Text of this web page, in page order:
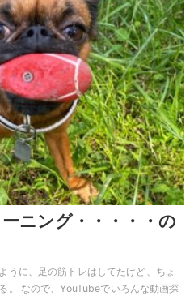
ニング・・・・・の
うに、足の筋トレはしてたけど、ちょ
。 なので、YouTubeでいろんな動画探